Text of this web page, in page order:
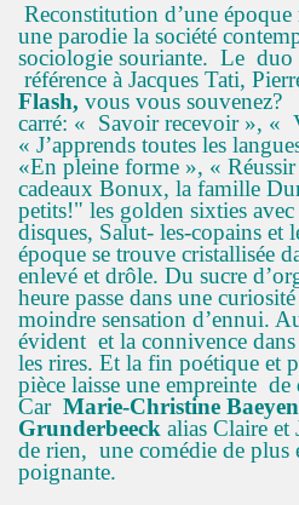
Reconstitution d’une époque
une parodie la société
sociologie souriante. Le duo
référence à Jacques Tati,
Flash, vous vous souvenez?
carré: « Savoir recevoir », «
« J’apprends toutes les
«En pleine forme », «
cadeaux Bonux, la famille
petits!" les golden sixties
disques, Salut- les-copains et
époque se trouve cristallisée
enlevé et drôle. Du sucre
heure passe dans une
moindre sensation d’ennui.
évident et la connivence
les rires. Et la fin poétique et
pièce laisse une empreinte
Car Marie-Christine
Grunderbeeck alias Claire et
de rien, une comédie de plus
poignante.